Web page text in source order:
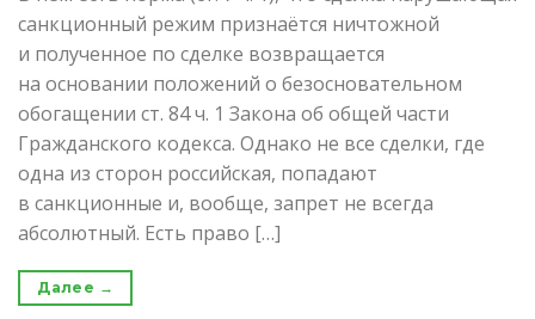
санкционный режим признаётся ничтожной
и полученное по сделке возвращается
на основании положений о безосновательном
обогащении ст. 84 ч. 1 Закона об общей части
Гражданского кодекса. Однако не все сделки, где
одна из сторон российская, попадают
в санкционные и, вообще, запрет не всегда
абсолютный. Есть право […]
Далее →